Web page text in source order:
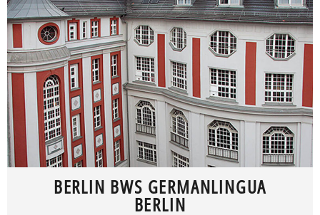
BERLIN BWS GERMANLINGUA
BERLIN